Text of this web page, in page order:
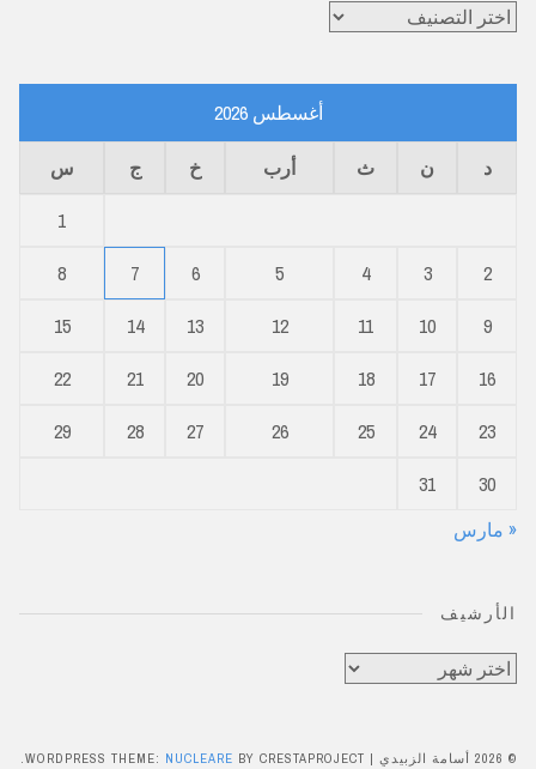
تصنيفات
أغسطس 2026
د ن ث أرب خ ج
س
1
2
3
4
5
6
7
8
9
10
11
12
13
14
15
16
17
18
19
20
21
22
23
24
25
26
27
28
29
30
31
« مارس
الأرشيف
الأرشيف
© 2026 أسامة الزبيدي |
WORDPRESS THEME: NUCLEARE BY CRESTAPROJECT.